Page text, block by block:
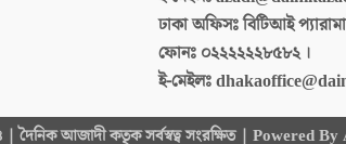
ঢাকা অফিসঃবিটিআই
ফোনঃ ০২২২২২২৮৫৮২ ।
ই-মেইলঃ
দৈনিক আজাদী কতৃক সর্বস্বত্ব সংরক্ষিত | Powered